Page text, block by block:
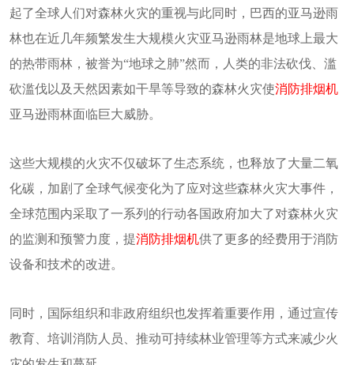
起了全球人们对森林火灾的重视与此同时，巴西的亚马逊雨
林也在近几年频繁发生大规模火灾亚马逊雨林是地球上最大
的热带雨林，被誉为“地球之肺”然而，人类的非法砍伐、滥
砍滥伐以及天然因素如干旱等导致的森林火灾使消防排烟机
亚马逊雨林面临巨大威胁。
这些大规模的火灾不仅破坏了生态系统，也释放了大量二氧
化碳，加剧了全球气候变化为了应对这些森林火灾大事件，
全球范围内采取了一系列的行动各国政府加大了对森林火灾
的监测和预警力度，提消防排烟机供了更多的经费用于消防
设备和技术的改进。
同时，国际组织和非政府组织也发挥着重要作用，通过宣传
教育、培训消防人员、推动可持续林业管理等方式来减少火